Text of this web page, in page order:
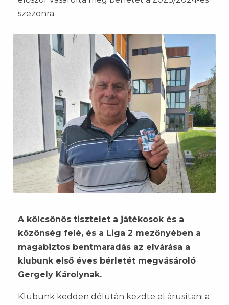
szezonra.
A kölcsönös tisztelet a játékosok és a
közönség felé, és a Liga 2 mezőnyében a
magabiztos bentmaradás az elvárása a
klubunk első éves bérletét megvásároló
Gergely Károlynak.
Klubunk kedden délután kezdte el árusítani a